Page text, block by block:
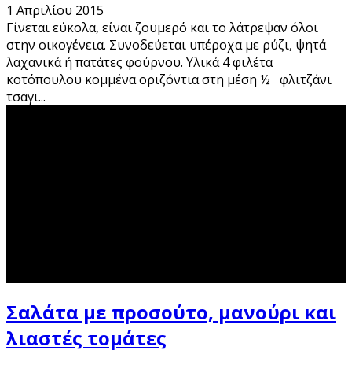
1 Απριλίου 2015
Γίνεται εύκολα, είναι ζουμερό και το λάτρεψαν όλοι
στην οικογένεια. Συνοδεύεται υπέροχα με ρύζι, ψητά
λαχανικά ή πατάτες φούρνου. Υλικά 4 φιλέτα
κοτόπουλου κομμένα οριζόντια στη μέση ½ φλιτζάνι
τσαγι...
Σαλάτα με προσούτο, μανούρι και
λιαστές τομάτες